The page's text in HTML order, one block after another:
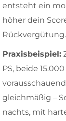
entsteht ein
höher dein
Rückvergütung.
Praxisbeispiel:
PS, beide
gleichmäßig –
nachts, mit